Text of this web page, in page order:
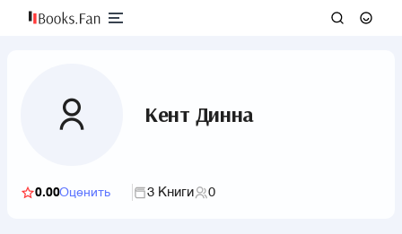
Кент Динна
0.00Оценить 3 Книги 0